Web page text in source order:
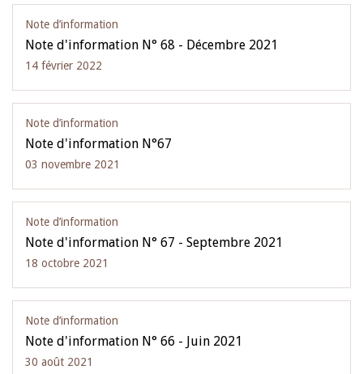
Note d’information
Note d'information N° 68 - Décembre 2021
14 février 2022
Note d’information
Note d'information N°67
03 novembre 2021
Note d’information
Note d'information N° 67 - Septembre 2021
18 octobre 2021
Note d’information
Note d'information N° 66 - Juin 2021
30 août 2021